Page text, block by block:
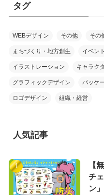
タグ
WEBデザイン その他 その
まちづくり・地方創生 イベン
イラストレーション キャラク
グラフィックデザイン パッケ
ロゴデザイン 組織・経営
人気記事
【
チ
ン